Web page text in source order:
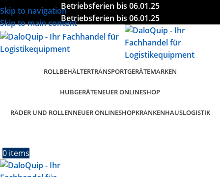
Skip to navigation
Skip to main content
Betriebsferien bis 06.01.25
Betriebsferien bis 06.01.25
ROLLBEHÄLTERTRANSPORTGERÄTEMARKEN
HUBGERÄTENEUER ONLINESHOP
RÄDER UND ROLLENNEUER ONLINESHOPKRANKENHAUSLOGISTIK
0 items